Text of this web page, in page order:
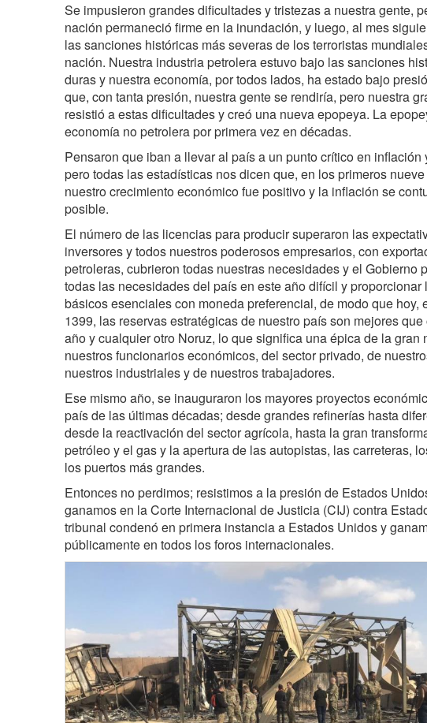
Se impusieron grandes dificultades y tristezas a nuestra gente,
nación permaneció firme en la inundación, y luego, al mes
las sanciones históricas más severas de los terroristas
nación. Nuestra industria petrolera estuvo bajo las sanciones
duras y nuestra economía, por todos lados, ha estado bajo
que, con tanta presión, nuestra gente se rendiría, pero nuestra
resistió a estas dificultades y creó una nueva epopeya. La
economía no petrolera por primera vez en décadas.
Pensaron que iban a llevar al país a un punto crítico en inflación
pero todas las estadísticas nos dicen que, en los primeros
nuestro crecimiento económico fue positivo y la inflación se
posible.
El número de las licencias para producir superaron las
inversores y todos nuestros poderosos empresarios, con
petroleras, cubrieron todas nuestras necesidades y el Gobierno
todas las necesidades del país en este año difícil y proporcionar
básicos esenciales con moneda preferencial, de modo que hoy,
1399, las reservas estratégicas de nuestro país son mejores
año y cualquier otro Noruz, lo que significa una épica de la gran
nuestros funcionarios económicos, del sector privado, de
nuestros industriales y de nuestros trabajadores.
Ese mismo año, se inauguraron los mayores proyectos
país de las últimas décadas; desde grandes refinerías hasta
desde la reactivación del sector agrícola, hasta la gran
petróleo y el gas y la apertura de las autopistas, las carreteras,
los puertos más grandes.
Entonces no perdimos; resistimos a la presión de Estados
ganamos en la Corte Internacional de Justicia (CIJ) contra
tribunal condenó en primera instancia a Estados Unidos y
públicamente en todos los foros internacionales.